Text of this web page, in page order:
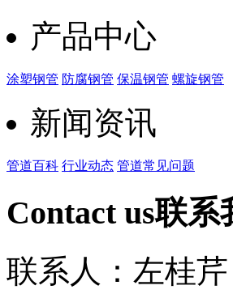
产品中心
涂塑钢管 防腐钢管 保温钢管 螺旋钢管
新闻资讯
管道百科 行业动态 管道常见问题
Contact us联系
联系人：左桂芹